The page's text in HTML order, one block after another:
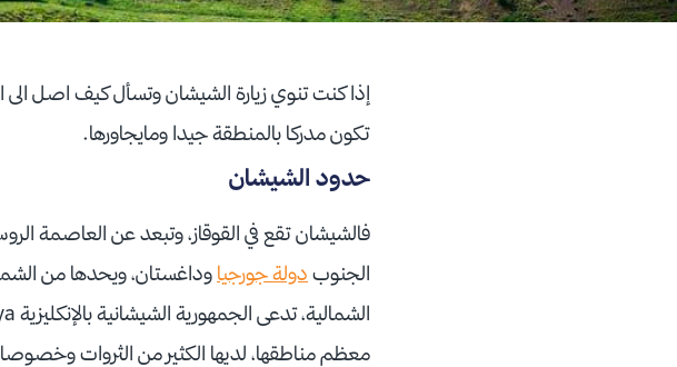
إذا كنت تنوي زيارة الشيشان وتسأل كيف اصل
تكون مدركا بالمنطقة جيدا ومايجاورها.
حدود الشيشان
فالشيشان تقع في القوقاز، وتبعد عن العاصمة الروسية حوالي
الجنوب دولة جورجيا وداغستان، ويحدها من
معظم مناطقها، لديها الكثير من الثروات